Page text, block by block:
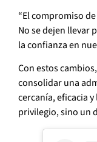
“El compromiso
No se dejen llevar
la confianza en
Con estos
consolidar una
cercanía, eficacia
privilegio, sino un